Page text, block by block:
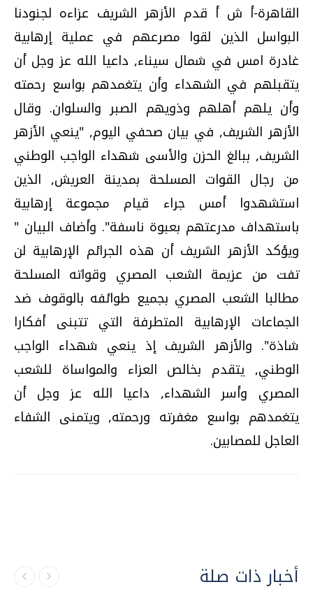
القاهرة-أ ش أ قدم الأزهر الشريف عزاءه لجنودنا
البواسل الذين لقوا مصرعهم في عملية إرهابية
غادرة امس في شمال سيناء, داعيا الله عز وجل أن
يتقبلهم في الشهداء وأن يتغمدهم بواسع رحمته
وأن يلهم أهلهم وذويهم الصبر والسلوان. وقال
الأزهر الشريف, في بيان صحفي اليوم, "ينعي الأزهر
الشريف, ببالغ الحزن والأسى شهداء الواجب الوطني
من رجال القوات المسلحة بمدينة العريش, الذين
استشهدوا أمس جراء قيام مجموعة إرهابية
باستهداف مدرعتهم بعبوة ناسفة". وأضاف البيان "
ويؤكد الأزهر الشريف أن هذه الجرائم الإرهابية لن
تفت من عزيمة الشعب المصري وقواته المسلحة
مطالبا الشعب المصري بجميع طوائفه بالوقوف ضد
الجماعات الإرهابية المتطرفة التي تتبنى أفكارا
شاذة". والأزهر الشريف إذ ينعي شهداء الواجب
الوطني, يتقدم بخالص العزاء والمواساة للشعب
المصري وأسر الشهداء, داعيا الله عز وجل أن
يتغمدهم بواسع مغفرته ورحمته, ويتمنى الشفاء
العاجل للمصابين.
أخبار ذات صلة